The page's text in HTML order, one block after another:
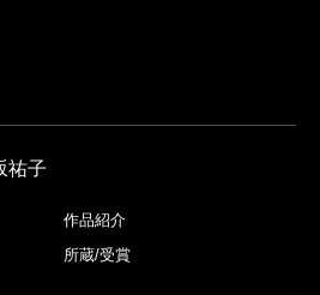
祐子
作品紹介
所蔵/受賞